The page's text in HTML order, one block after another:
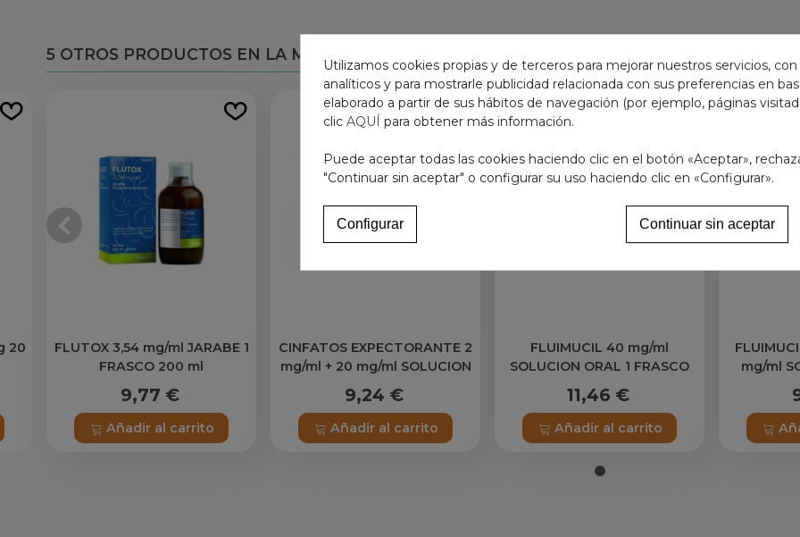
5 OTROS PRODUCTOS EN LA MISMA CATEGORÍA:
20
FLUTOX 3,54 mg/ml JARABE 1
FRASCO 200 ml
9,77 €
Añadir al carrito
CINFATOS EXPECTORANTE 2
mg/ml + 20 mg/ml SOLUCION
ORAL 1 FRASCO 200 ml (PET)
9,24 €
Añadir al carrito
FLUIMUCIL 40 mg/ml
SOLUCION ORAL 1 FRASCO
200 ml
11,46 €
Añadir al carrito
mg/ml
Utilizamos cookies propias y de terceros para mejorar nuestros servicios,
analíticos y para mostrarle publicidad relacionada con sus preferencias en
elaborado a partir de sus hábitos de navegación (por ejemplo, páginas
clic AQUÍ para obtener más información.
Puede aceptar todas las cookies haciendo clic en el botón «Aceptar»,
"Continuar sin aceptar" o configurar su uso haciendo clic en «Configurar».
Continuar sin aceptar
Configurar